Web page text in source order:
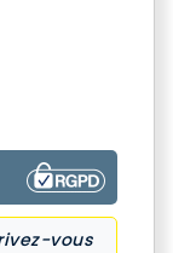
vous